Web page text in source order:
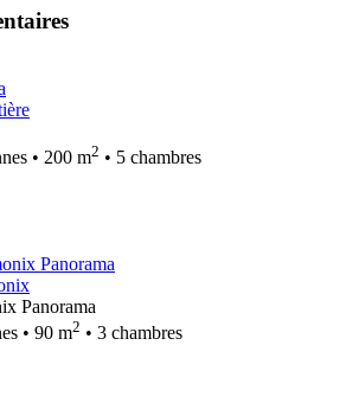
• 200 m2 • 5 chambres
Panorama
• 90 m2 • 3 chambres